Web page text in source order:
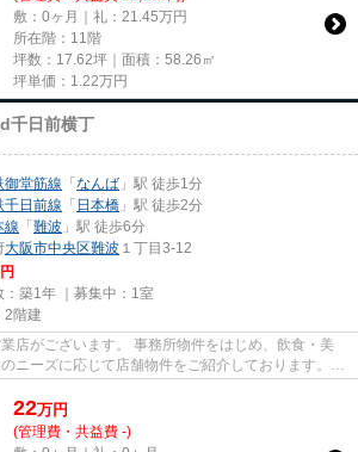
敷：0ヶ月｜礼：21.45万円
所在階：11階
坪数：17.62坪｜面積：58.26㎡
坪単価： 1.22万円
千日前横丁
御堂筋線 「なんば 」駅 徒歩1分
千日前線 「 日本橋 」駅 徒歩2分
線 「難波 」駅 徒歩6分
大阪市中央区難波 １丁目3-12
：築1年 ｜募集中： 1室
2階建
店がございます。 事務所物件をはじめ、飲食・美
ニーズに応じて店舗物件をご紹介しております。
切...
22万円
(管理費・共益費 -)